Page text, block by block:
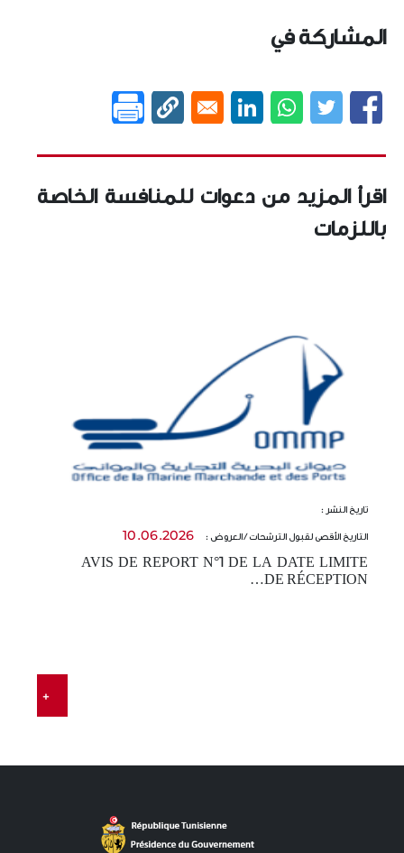
المشاركة في
اقرأ المزيد من دعوات للمنافسة الخاصة
باللزمات
تاريخ النشر :
التاريخ الأقصى لقبول الترشحات / العروض : 10.06.2026
AVIS DE REPORT N°1 DE LA DATE LIMITE
DE RÉCEPTION…
+